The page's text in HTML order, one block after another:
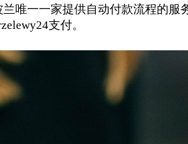
兰唯一一家提供自动付款流程的服
支付。